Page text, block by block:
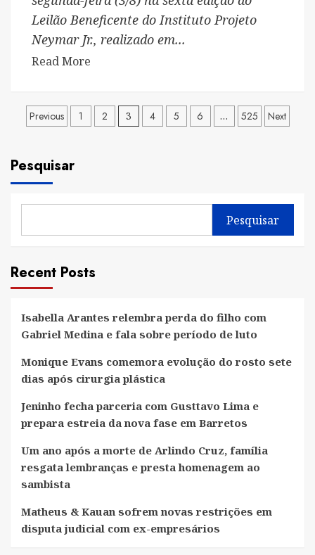
Leilão Beneficente do Instituto Projeto
Neymar Jr., realizado em...
Read More
Camila
Loures
Beneficente
Instituto
Jr.
Paulo
Paginação
posts
Previous 1 2 3 4 5 6 … 525 Next
Pesquisar
Pesquisar
Recent Posts
Isabella Arantes relembra perda do filho com
Gabriel Medina e fala sobre período de luto
Monique Evans comemora evolução do rosto sete
dias após cirurgia plástica
Jeninho fecha parceria com Gusttavo Lima e
prepara estreia da nova fase em Barretos
Um ano após a morte de Arlindo Cruz, família
resgata lembranças e presta homenagem ao
sambista
Matheus & Kauan sofrem novas restrições em
disputa judicial com ex-empresários